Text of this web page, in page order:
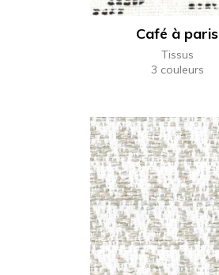
Café à paris
Tissus
3 couleurs